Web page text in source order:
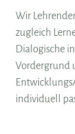
Wir
zugleich
Dialogische
Vordergrund
individuell